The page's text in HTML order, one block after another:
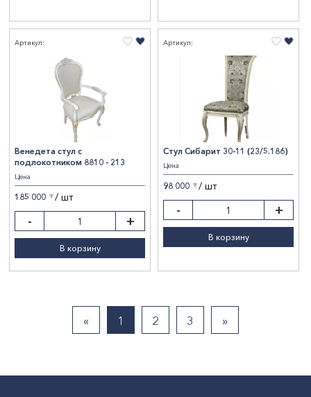
Артикул:
Венедета стул с
подлокотником 8810 - 213
Цена
185 000 〒 / шт
- +
В корзину
Артикул:
Стул Сибарит 30-11 (23/5.186)
Цена
98 000 〒 / шт
- +
В корзину
« 1 2 3 »